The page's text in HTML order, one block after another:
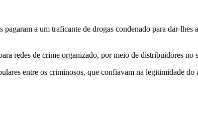
a um traficante de drogas condenado para dar-
redes de crime organizado, por meio de distribuidores
entre os criminosos, que confiavam na legitimidade